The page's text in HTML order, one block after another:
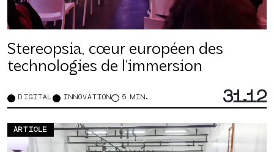
Stereopsia, cœur européen des
technologies de l’immersion
DIGITAL INNOVATION 5 MIN. 31.12
ARTICLE